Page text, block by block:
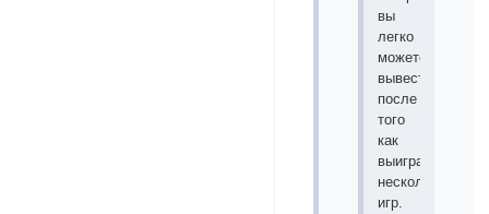
вы
легко
можете
вывести
после
того
как
выиграете
несколько
игр.